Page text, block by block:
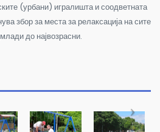
(урбани) игралишта и соодветната
збор за места за релаксација на сите
најмлади до највозрасни.